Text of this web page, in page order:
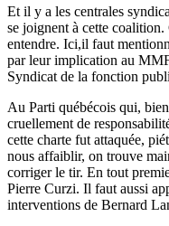
Et il y a les centrales
se joignent à cette
entendre. Ici,il faut
par leur implication au
Syndicat de la fonction
Au Parti québécois qui,
cruellement de
cette charte fut attaquée,
nous affaiblir, on trouve
corriger le tir. En tout
Pierre Curzi. Il faut aussi
interventions de Bernard